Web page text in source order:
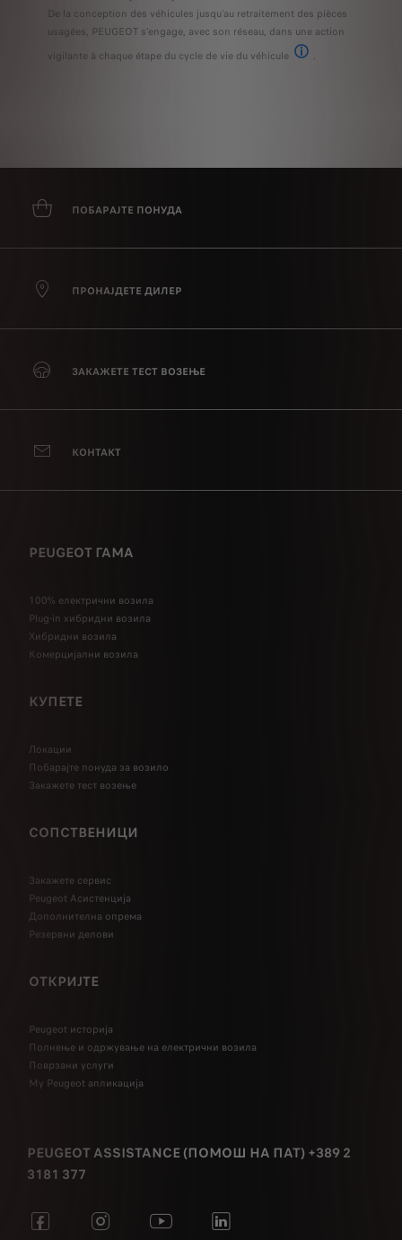
Pour plus d’informations, rendez-
De la conception des véhicules jusqu’au retraitement des pièces
usagées, PEUGEOT s’engage, avec son réseau, dans une action
vigilante à chaque étape du cycle de vie du véhicule
.
ПОБАРАЈТЕ ПОНУДА
ПРОНАЈДЕТЕ ДИЛЕР
ЗАКАЖЕТЕ ТЕСТ ВОЗЕЊЕ
КОНТАКТ
PEUGEOT ГАМА
100% електрични возила
Plug-in хибридни возила
Хибридни возила
Комерцијални возила
КУПЕТЕ
Локации
Побарајте понуда за возило
Закажете тест возење
СОПСТВЕНИЦИ
Закажете сервис
Peugeot Асистенција
Дополнителна опрема
Резервни делови
ОТКРИЈТЕ
Peugeot историја
Полнење и одржување на електрични возила
Поврзани услуги
My Peugeot апликација
PEUGEOT ASSISTANCE (ПОМОШ НА ПАТ) +389 2
3181 377